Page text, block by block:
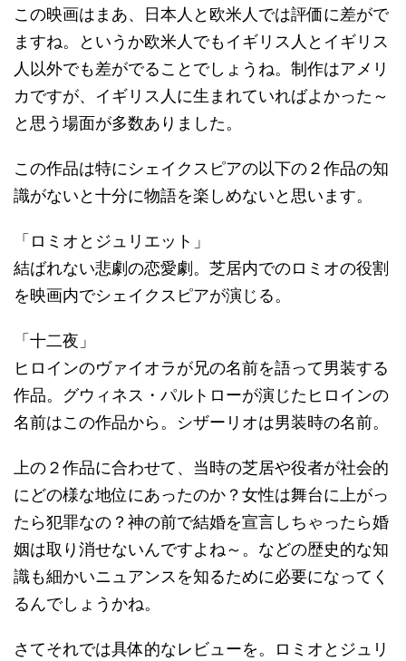
この映画はまあ、日本人と欧米人では評価に差がで
ますね。というか欧米人でもイギリス人とイギリス
人以外でも差がでることでしょうね。制作はアメリ
カですが、イギリス人に生まれていればよかった～
と思う場面が多数ありました。
この作品は特にシェイクスピアの以下の２作品の知
識がないと十分に物語を楽しめないと思います。
「ロミオとジュリエット」
結ばれない悲劇の恋愛劇。芝居内でのロミオの役割
を映画内でシェイクスピアが演じる。
「十二夜」
ヒロインのヴァイオラが兄の名前を語って男装する
作品。グウィネス・パルトローが演じたヒロインの
名前はこの作品から。シザーリオは男装時の名前。
上の２作品に合わせて、当時の芝居や役者が社会的
にどの様な地位にあったのか？女性は舞台に上がっ
たら犯罪なの？神の前で結婚を宣言しちゃったら婚
姻は取り消せないんですよね～。などの歴史的な知
識も細かいニュアンスを知るために必要になってく
るんでしょうかね。
さてそれでは具体的なレビューを。ロミオとジュリ